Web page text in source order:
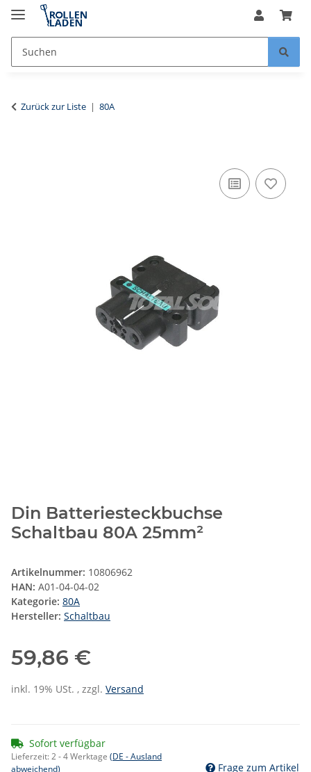
Zurück zur Liste 80A
Din Batteriesteckbuchse
Schaltbau 80A 25mm²
Artikelnummer: 10806962
HAN: A01-04-04-02
Kategorie: 80A
Hersteller: Schaltbau
59,86 €
inkl. 19% USt. , zzgl. Versand
Sofort verfügbar
Lieferzeit:2 - 4 Werktage (DE - Ausland
abweichend)
Frage zum Artikel